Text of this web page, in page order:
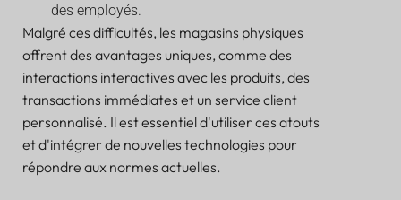
des employés.
Malgré ces difficultés, les magasins physiques
offrent des avantages uniques, comme des
interactions interactives avec les produits, des
transactions immédiates et un service client
personnalisé. Il est essentiel d'utiliser ces atouts
et d'intégrer de nouvelles technologies pour
répondre aux normes actuelles.